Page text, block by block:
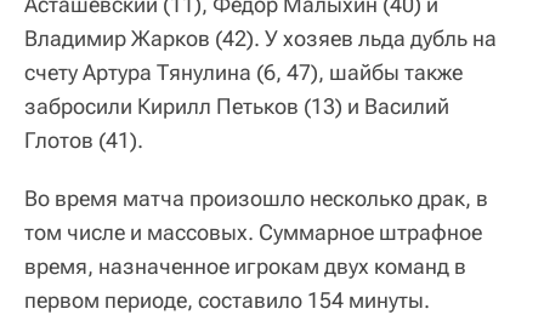
Владимир Жарков (42). У хозяев льда дубль на
счету Артура Тянулина (6, 47), шайбы также
забросили Кирилл Петьков (13) и Василий
Глотов (41).
Во время матча произошло несколько драк, в
том числе и массовых. Суммарное штрафное
время, назначенное игрокам двух команд в
первом периоде, составило 154 минуты.